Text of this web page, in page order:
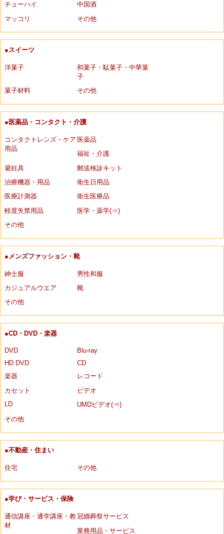
チューハイ
中国酒
マッコリ
その他
●スイーツ
洋菓子
和菓子・駄菓子・中華菓
子
菓子材料
その他
●医薬品・コンタクト・介護
コンタクトレンズ・ケア
用品
医薬品
福祉・介護
避妊具
郵送検診キット
治療機器・用品
衛生日用品
医療計測器
衛生医療品
軽度失禁用品
医学・薬学(⇒)
その他
●メンズファッション・靴
紳士服
男性和服
カジュアルウエア
靴
その他
●CD・DVD・楽器
DVD
Blu-ray
HD DVD
CD
楽器
レコード
カセット
ビデオ
LD
UMDビデオ(⇒)
その他
●不動産・住まい
住宅 その他
●学び・サービス・保険
通信講座・通学講座・教
材
冠婚葬祭サービス
業務用品・サービス